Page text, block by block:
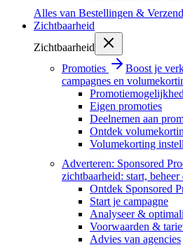
Alles van Bestellingen &
Zichtbaarheid
Zichtbaarheid
Promoties
Boost je
campagnes en
Eigen promoties
Deelnemen aan
Ontdek
Volumekorting
Adverteren: Sponsored
zichtbaarheid: start,
Ontdek Sponsored
Start je campagne
Analyseer &
Voorwaarden &
Advies van agencies